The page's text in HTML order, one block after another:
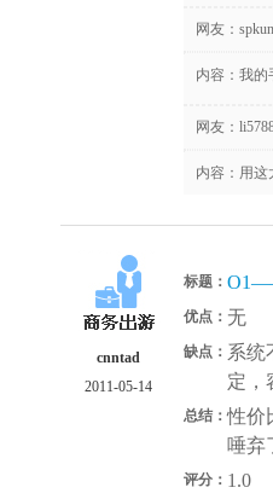
网友：
内容：我的
网友：
内容：用这
cnntad
2011-05-14
标题：
优点： 无
缺点： 系统
定，
总结：性价
唾弃
评分： 1.0